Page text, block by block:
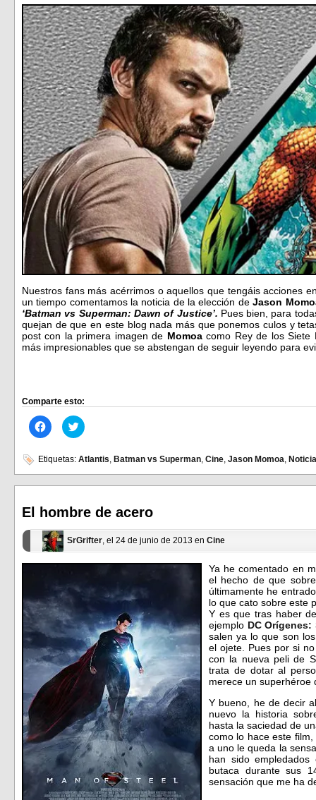
Nuestros fans más acérrimos o aquellos que tengáis acciones
un tiempo comentamos la noticia de la elección deJason
‘Batman vs Superman: Dawn of Justice’. Pues bien, para
quejan de que en este blog nada más que ponemos culos y
post con la primera imagen de Momoa como Rey de los Siete
más impresionables que se abstengan de seguir leyendo para
Comparte esto:
Haz
clic
en
Facebook
(Se
abre
ventana
nueva)
Haz
clic
en
(Se
abre
ventana
nueva)
Etiquetas: Atlantis, Batman vs Superman, Cine, Jason Momoa,
El hombre de acero
SrGrifter, el 24 de junio de 2013 en Cine
Ya he comentado en
el hecho de que
últimamente he
lo que cato sobre este
Y es que tras haber
ejemplo DC Orígenes:
salen ya lo que son
el ojete. Pues por si
con la nueva peli de
trata de dotar al
merece un
Y bueno, he de decir
nuevo la historia
hasta la saciedad de
como lo hace este
a uno le queda la
han sido
butaca durante sus
sensación que me ha